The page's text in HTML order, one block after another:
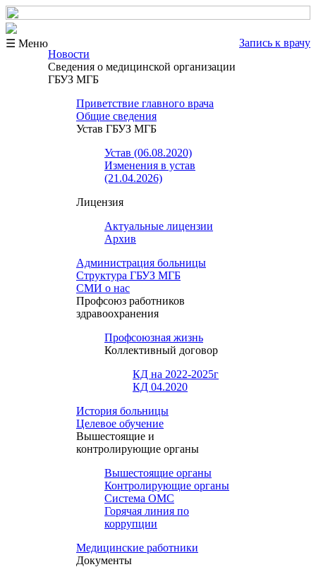
☰ Меню
Запись к врачу
Новости
Сведения о медицинской организации
ГБУЗ МГБ
Приветствие главного врача
Общие сведения
Устав ГБУЗ МГБ
Устав (06.08.2020)
Изменения в устав
(21.04.2026)
Лицензия
Актуальные лицензии
Архив
Администрация больницы
Структура ГБУЗ МГБ
СМИ о нас
Профсоюз работников
здравоохранения
Профсоюзная жизнь
Коллективный договор
КД на 2022-2025г
КД 04.2020
История больницы
Целевое обучение
Вышестоящие и
контролирующие органы
Вышестоящие органы
Контролирующие органы
Система ОМС
Горячая линия по
коррупции
Медицинские работники
Документы